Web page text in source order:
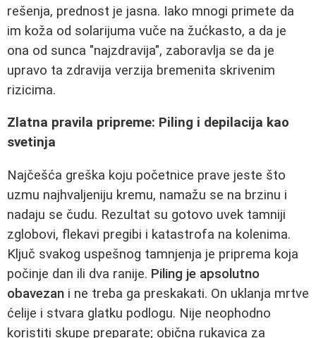
rešenja, prednost je jasna. Iako mnogi primete da
im koža od solarijuma vuče na žućkasto, a da je
ona od sunca "najzdravija", zaboravlja se da je
upravo ta zdravija verzija bremenita skrivenim
rizicima.
Zlatna pravila pripreme: Piling i depilacija kao
svetinja
Najčešća greška koju početnice prave jeste što
uzmu najhvaljeniju kremu, namažu se na brzinu i
nadaju se čudu. Rezultat su gotovo uvek tamniji
zglobovi, flekavi pregibi i katastrofa na kolenima.
Ključ svakog uspešnog tamnjenja je priprema koja
počinje dan ili dva ranije. Piling je apsolutno
obavezan i ne treba ga preskakati. On uklanja mrtve
ćelije i stvara glatku podlogu. Nije neophodno
koristiti skupe preparate; obična rukavica za